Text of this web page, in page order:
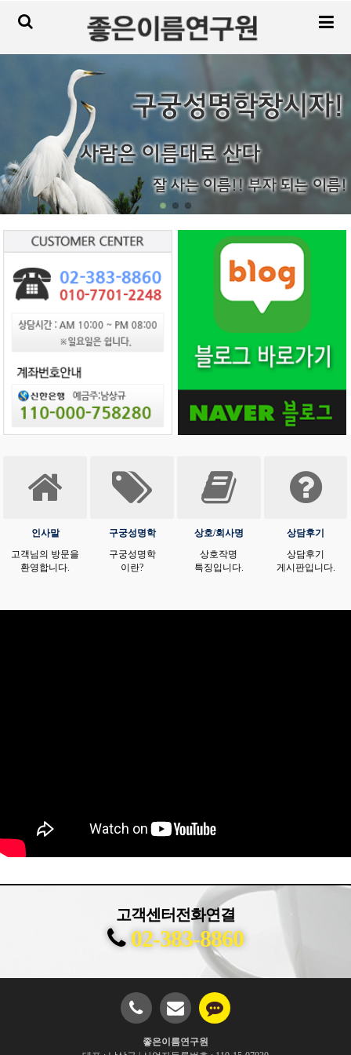
인사말
고객님의 방문을
환영합니다.
구궁성명학
구궁성명학
이란?
상호/회사명
상호작명
특징입니다.
상담후기
상담후기
게시판입니다.
고객센터전화연결
02-383-8860
좋은이름연구원